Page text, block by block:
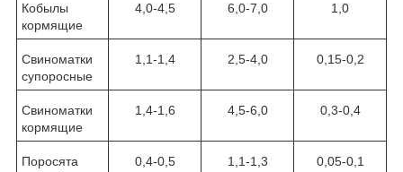
Кобылы
кормящие
4,0-4,5 6,0-7,0 1,0
Свиноматки
супоросные
1,1-1,4 2,5-4,0 0,15-0,2
Свиноматки
кормящие
1,4-1,6 4,5-6,0 0,3-0,4
Поросята
0,4-0,5 1,1-1,3 0,05-0,1